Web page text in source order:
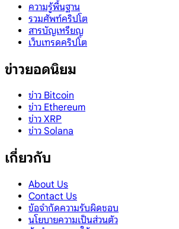
ความรู้พื้นฐาน
รวมศัพท์คริปโต
สารบัญเหรียญ
เว็บเทรดคริปโต
ข่าวยอดนิยม
ข่าว Bitcoin
ข่าว Ethereum
ข่าว XRP
ข่าว Solana
เกี่ยวกับ
About Us
Contact Us
ข้อจำกัดความรับผิดชอบ
นโยบายความเป็นส่วนตัว